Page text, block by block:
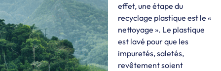
effet, une étape du
recyclage plastique est le «
nettoyage ». Le plastique
est lavé pour que les
impuretés, saletés,
revêtement soient